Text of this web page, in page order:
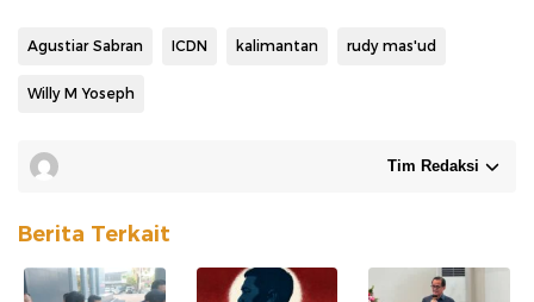
Agustiar Sabran ICDN kalimantan rudy mas'ud
Willy M Yoseph
Tim Redaksi
Berita Terkait